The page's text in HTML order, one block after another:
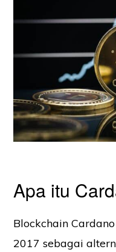
Apa itu
Blockchain
2017 sebagai